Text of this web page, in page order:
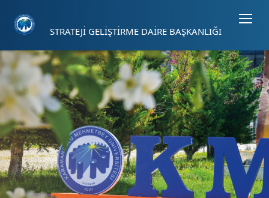
STRATEJİ GELİŞTİRME DAİRE BAŞKANLIĞI